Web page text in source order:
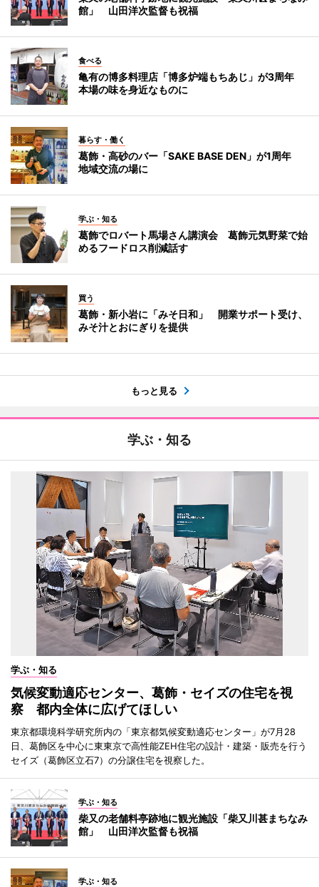
館」 山田洋次監督も祝福
食べる
亀有の博多料理店「博多炉端もちあじ」が3周年
本場の味を身近なものに
暮らす・働く
葛飾・高砂のバー「SAKE BASE DEN」が1周年
地域交流の場に
学ぶ・知る
葛飾でロバート馬場さん講演会 葛飾元気野菜で始
めるフードロス削減話す
買う
葛飾・新小岩に「みそ日和」 開業サポート受け、
みそ汁とおにぎりを提供
もっと見る
学ぶ・知る
学ぶ・知る
気候変動適応センター、葛飾・セイズの住宅を視
察 都内全体に広げてほしい
東京都環境科学研究所内の「東京都気候変動適応センター」が7月28
日、葛飾区を中心に東東京で高性能ZEH住宅の設計・建築・販売を行う
セイズ（葛飾区立石7）の分譲住宅を視察した。
学ぶ・知る
柴又の老舗料亭跡地に観光施設「柴又川甚まちなみ
館」 山田洋次監督も祝福
学ぶ・知る